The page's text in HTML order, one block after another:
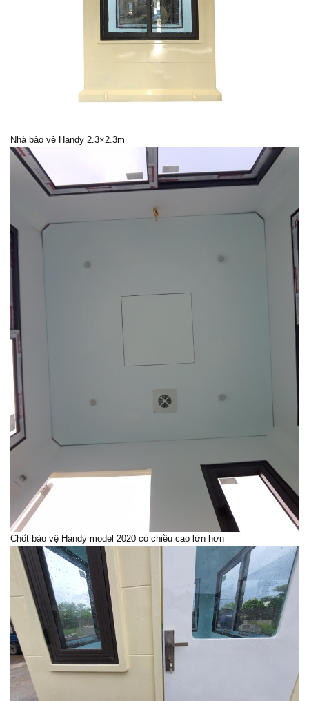
Nhà bảo vệ Handy 2.3×2.3m
Chốt bảo vệ Handy model 2020 có chiều cao lớn hơn